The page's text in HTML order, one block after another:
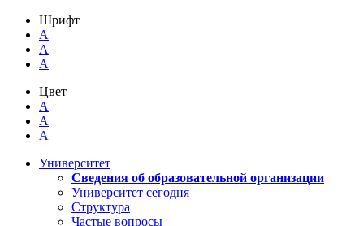
Шрифт
A
A
A
Цвет
A
A
A
Университет
Сведения об образовательной организации
Университет сегодня
Структура
Частые вопросы